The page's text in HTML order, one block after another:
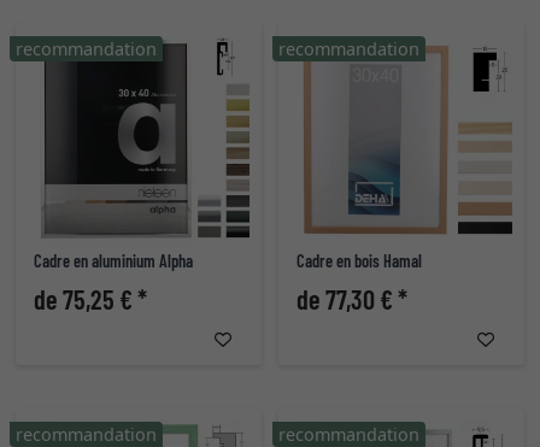
Cadre en aluminium Alpha
de 75,25 € *
recommandation
Cadre en bois Hamal
de 77,30 € *
recommandation
recommandation recommandation